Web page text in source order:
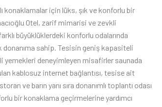
konaklamalar için lüks, şık ve konforlu bir
Otel, zarif mimarisi ve zevkli
büyüklüklerdeki konforlu odalarında
sahip. Tesisin geniş kapasiteli
yemekleri deneyimleyen misafirler saunada
kablosuz internet bağlantısı, tesise ait
ve barın yanı sıra donanımlı toplantı odası
bir konaklama geçirmelerine yardımcı